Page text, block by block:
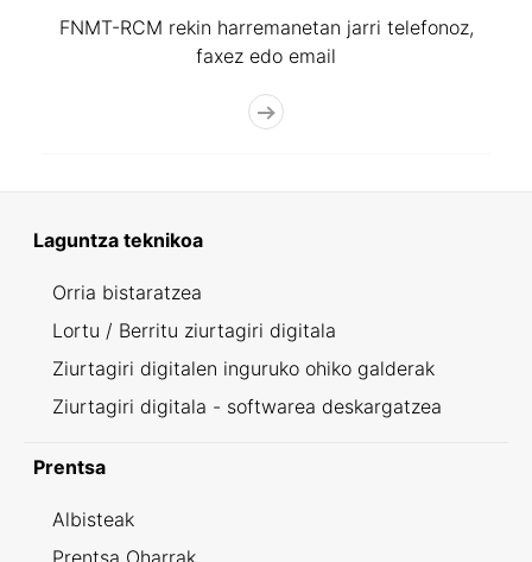
FNMT-RCM rekin harremanetan jarri telefonoz,
faxez edo email
Laguntza teknikoa
Orria bistaratzea
Lortu / Berritu ziurtagiri digitala
Ziurtagiri digitalen inguruko ohiko galderak
Ziurtagiri digitala - softwarea deskargatzea
Prentsa
Albisteak
Prentsa Oharrak